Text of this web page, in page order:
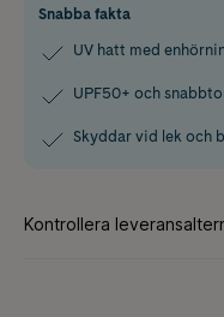
Snabba fakta
UV hatt med
UPF50+ och
Skyddar vid lek och